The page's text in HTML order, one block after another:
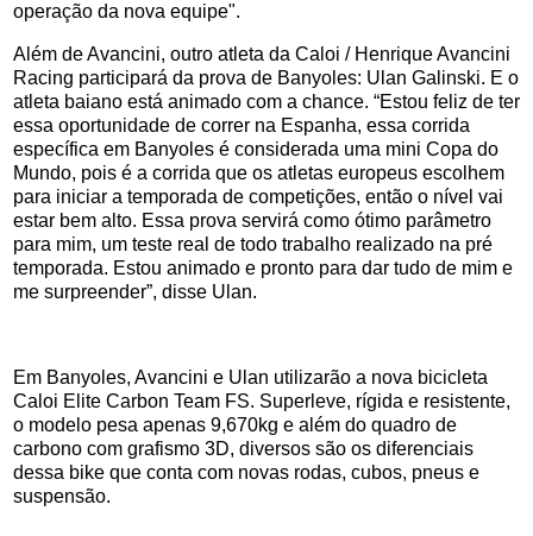
operação da nova equipe".
Além de Avancini, outro atleta da Caloi / Henrique Avancini
Racing participará da prova de Banyoles: Ulan Galinski. E o
atleta baiano está animado com a chance. “Estou feliz de ter
essa oportunidade de correr na Espanha, essa corrida
específica em Banyoles é considerada uma mini Copa do
Mundo, pois é a corrida que os atletas europeus escolhem
para iniciar a temporada de competições, então o nível vai
estar bem alto. Essa prova servirá como ótimo parâmetro
para mim, um teste real de todo trabalho realizado na pré
temporada. Estou animado e pronto para dar tudo de mim e
me surpreender”, disse Ulan.
Em Banyoles, Avancini e Ulan utilizarão a nova bicicleta
Caloi Elite Carbon Team FS. Superleve, rígida e resistente,
o modelo pesa apenas 9,670kg e além do quadro de
carbono com grafismo 3D, diversos são os diferenciais
dessa bike que conta com novas rodas, cubos, pneus e
suspensão.